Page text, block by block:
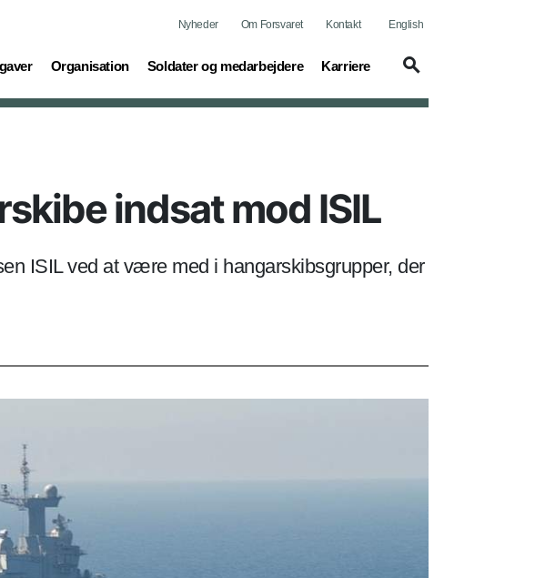
Nyheder Om Forsvaret Kontakt English
Organisation
(current) Soldater og medarbejdere
(current) Karriere
(current)
indsat mod ISIL
ISIL ved at være med i hangarskibsgrupper, der